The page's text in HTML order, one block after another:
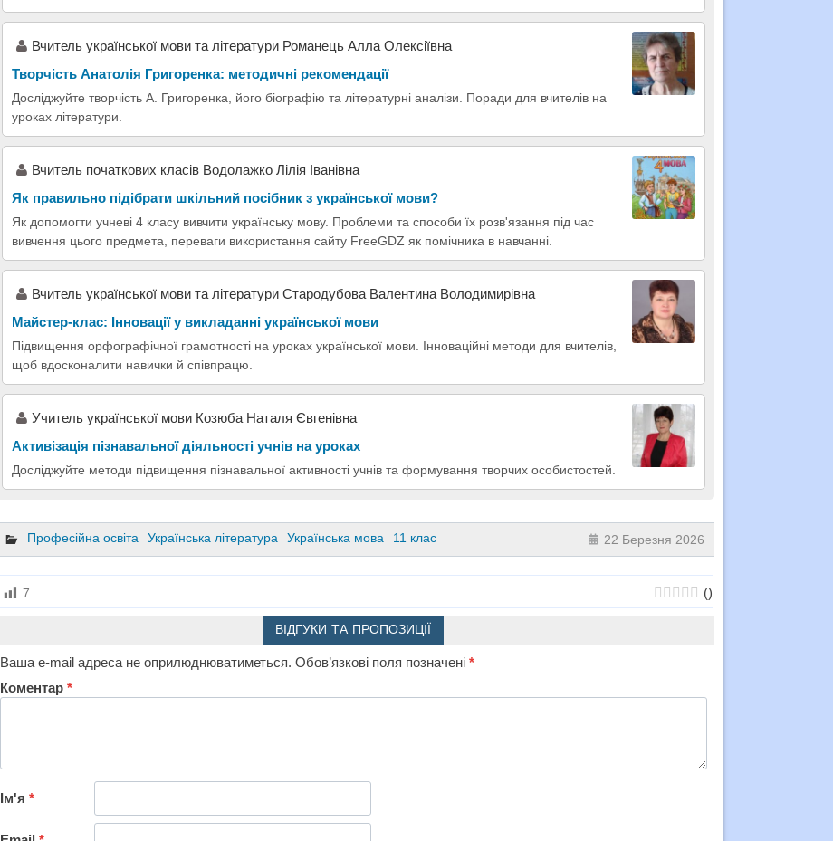
Вчитель української мови та літератури Романець Алла Олексіївна
Творчість Анатолія Григоренка: методичні рекомендації
Досліджуйте творчість А. Григоренка, його біографію та літературні аналізи. Поради для вчителів на
уроках літератури.
Вчитель початкових класів Водолажко Лілія Іванівна
Як правильно підібрати шкільний посібник з української мови?
Як допомогти учневі 4 класу вивчити українську мову. Проблеми та способи їх розв'язання під час
вивчення цього предмета, переваги використання сайту FreeGDZ як помічника в навчанні.
Вчитель української мови та літератури Стародубова Валентина Володимирівна
Майстер-клас: Інновації у викладанні української мови
Підвищення орфографічної грамотності на уроках української мови. Інноваційні методи для вчителів,
щоб вдосконалити навички й співпрацю.
Учитель української мови Козюба Наталя Євгенівна
Активізація пізнавальної діяльності учнів на уроках
Досліджуйте методи підвищення пізнавальної активності учнів та формування творчих особистостей.
Професійна освіта Українська література Українська мова 11 клас 22 Березня 2026
7 ()
ВІДГУКИ ТА ПРОПОЗИЦІЇ
Ваша e-mail адреса не оприлюднюватиметься. Обов’язкові поля позначені *
Коментар *
Ім'я *